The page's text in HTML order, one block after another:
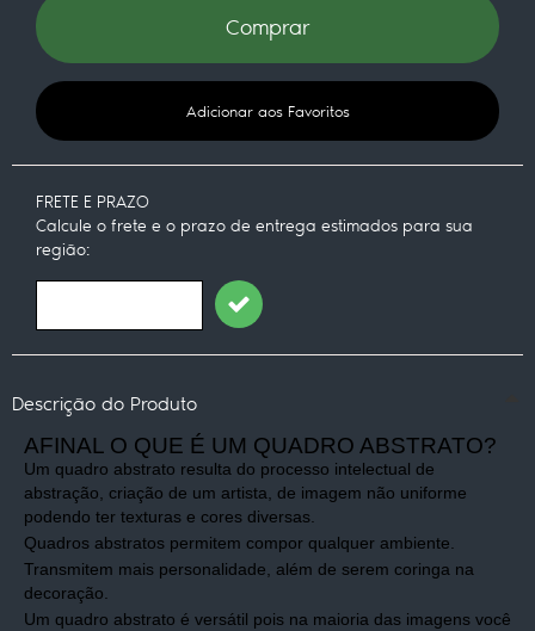
Comprar
Adicionar aos Favoritos
FRETE E PRAZO
Calcule o frete e o prazo de entrega estimados para sua
região:
Descrição do Produto
AFINAL O QUE É UM QUADRO ABSTRATO?
Um quadro abstrato resulta do processo intelectual de
abstração, criação de um artista, de imagem não uniforme
podendo ter texturas e cores diversas.
Quadros abstratos permitem compor qualquer ambiente.
Transmitem mais personalidade, além de serem coringa na
decoração.
Um quadro abstrato é versátil pois na maioria das imagens você